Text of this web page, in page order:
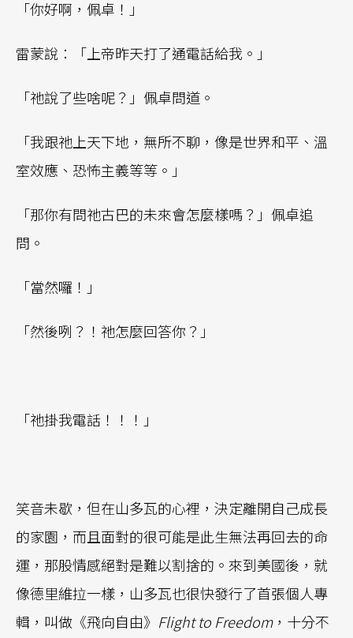
「你好啊，佩卓！」
雷蒙說：「上帝昨天打了通電話給我。」
「祂說了些啥呢？」佩卓問道。
「我跟祂上天下地，無所不聊，像是世界和平、溫
室效應、恐怖主義等等。」
「那你有問祂古巴的未來會怎麼樣嗎？」佩卓追
問。
「當然囉！」
「然後咧？！祂怎麼回答你？」
「祂掛我電話！！！」
笑音未歇，但在山多瓦的心裡，決定離開自己成長
的家園，而且面對的很可能是此生無法再回去的命
運，那股情感絕對是難以割捨的。來到美國後，就
像德里維拉一樣，山多瓦也很快發行了首張個人專
輯，叫做《飛向自由》 Flight to Freedom，十分不